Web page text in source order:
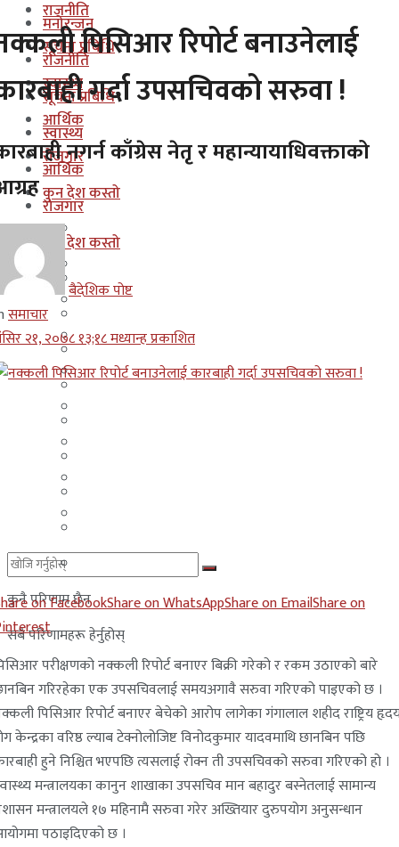
राजनीति
सूचना प्रबिधि
स्वास्थ्य
आर्थिक
रोजगार
कुन देश कस्तो
इजरायल
कुवेत
दक्षिण कोरीया
बहराईन
कुनै परिणाम छैन
सबै परिणामहरू हेर्नुहोस्
मनोरन्जन
राजनीति
सूचना प्रबिधि
स्वास्थ्य
आर्थिक
रोजगार
कुन देश कस्तो
इजरायल
कुवेत
दक्षिण कोरीया
पिसिआर रिपोर्ट बनाउनेलाई
गर्दा उपसचिवको सरुवा !
नगर्न काँग्रेस नेतृ र महान्यायाधिवक्ताको
बैदेशिक पोष्ट
समाचार
२१, २०७८ १३;१८ मध्यान्ह प्रकाशित
on FacebookShare on WhatsAppShare on EmailShare on
परीक्षणको नक्कली रिपोर्ट बनाएर बिक्री गरेको र रकम उठाएको बारे
गरिरहेका एक उपसचिवलाई समयअगावै सरुवा गरिएको पाइएको छ ।
पिसिआर रिपोर्ट बनाएर बेचेको आरोप लागेका गंगालाल शहीद राष्ट्रिय
केन्द्रका वरिष्ठ ल्याब टेक्नोलोजिष्ट विनोदकुमार यादवमाथि छानबिन पछि
हुने निश्चित भएपछि त्यसलाई रोक्न ती उपसचिवको सरुवा गरिएको हो ।
मन्त्रालयका कानुन शाखाका उपसचिव मान बहादुर बस्नेतलाई सामान्य
मन्त्रालयले १७ महिनामै सरुवा गरेर अख्तियार दुरुपयोग अनुसन्धान
पठाइदिएको छ ।